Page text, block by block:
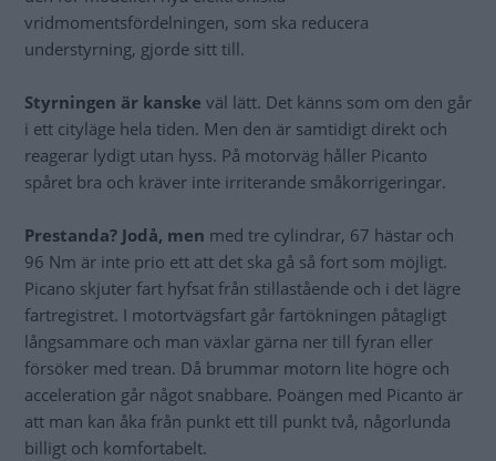
vridmomentsfördelningen, som ska reducera
understyrning, gjorde sitt till.
Styrningen är kanske väl lätt. Det känns som om den går
i ett cityläge hela tiden. Men den är samtidigt direkt och
reagerar lydigt utan hyss. På motorväg håller Picanto
spåret bra och kräver inte irriterande småkorrigeringar.
Prestanda? Jodå, men med tre cylindrar, 67 hästar och
96 Nm är inte prio ett att det ska gå så fort som möjligt.
Picano skjuter fart hyfsat från stillastående och i det lägre
fartregistret. I motortvägsfart går fartökningen påtagligt
långsammare och man växlar gärna ner till fyran eller
försöker med trean. Då brummar motorn lite högre och
acceleration går något snabbare. Poängen med Picanto är
att man kan åka från punkt ett till punkt två, någorlunda
billigt och komfortabelt.